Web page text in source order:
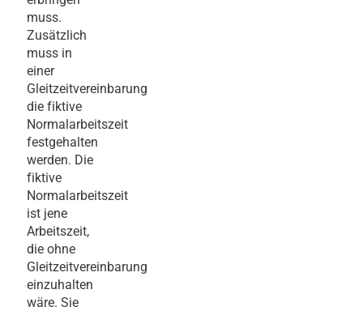
muss.
Zusätzlich
muss in
einer
Gleitzeitvereinbarung
die fiktive
Normalarbeitszeit
festgehalten
werden. Die
fiktive
Normalarbeitszeit
ist jene
Arbeitszeit,
die ohne
Gleitzeitvereinbarung
einzuhalten
wäre. Sie